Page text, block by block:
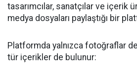
tasarımcılar, sanatçılar ve içerik
medya dosyaları paylaştığı bir
Platformda yalnızca fotoğraflar
tür içerikler de bulunur: